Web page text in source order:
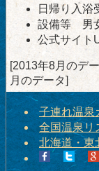
日帰り入
設備等 男
公式サイ
[2013年8月のデ
月のデータ]
子連れ温泉
全国温泉リ
北海道・東